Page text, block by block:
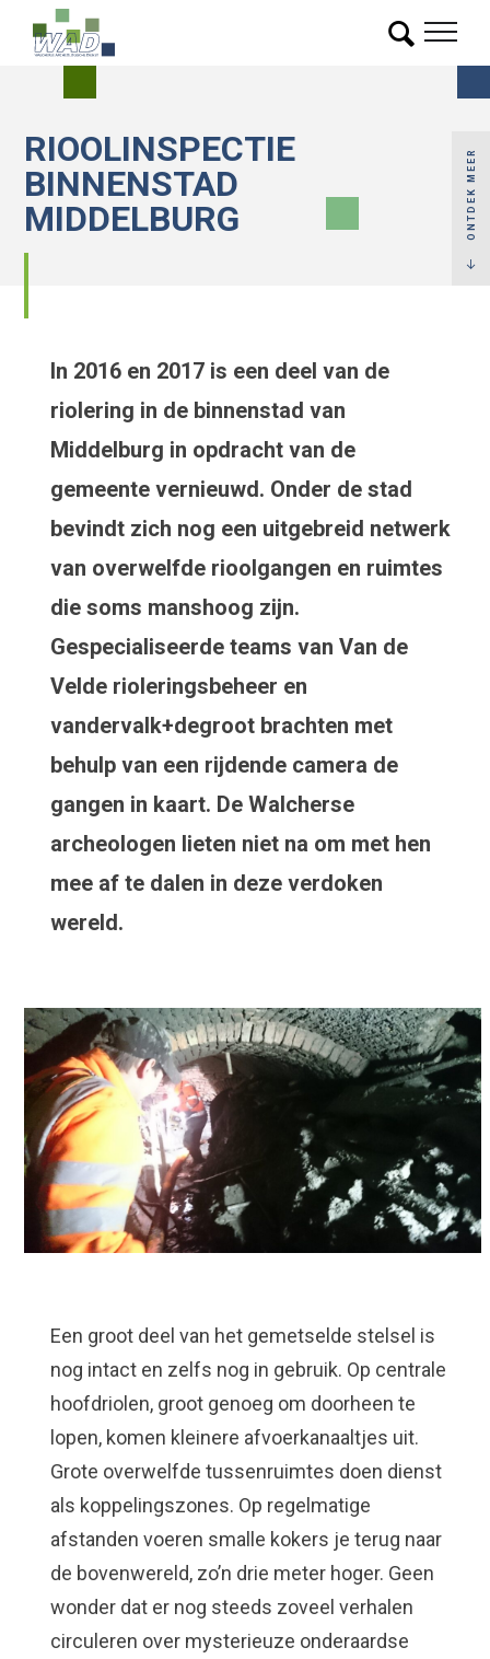
RIOOLINSPECTIE
BINNENSTAD
MIDDELBURG
ONTDEK MEER
In 2016 en 2017 is een deel van de
riolering in de binnenstad van
Middelburg in opdracht van de
gemeente vernieuwd. Onder de stad
bevindt zich nog een uitgebreid netwerk
van overwelfde rioolgangen en ruimtes
die soms manshoog zijn.
Gespecialiseerde teams van Van de
Velde rioleringsbeheer en
vandervalk+degroot brachten met
behulp van een rijdende camera de
gangen in kaart. De Walcherse
archeologen lieten niet na om met hen
mee af te dalen in deze verdoken
wereld.
Een groot deel van het gemetselde stelsel is
nog intact en zelfs nog in gebruik. Op centrale
hoofdriolen, groot genoeg om doorheen te
lopen, komen kleinere afvoerkanaaltjes uit.
Grote overwelfde tussenruimtes doen dienst
als koppelingszones. Op regelmatige
afstanden voeren smalle kokers je terug naar
de bovenwereld, zo’n drie meter hoger. Geen
wonder dat er nog steeds zoveel verhalen
circuleren over mysterieuze onderaardse